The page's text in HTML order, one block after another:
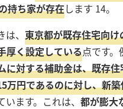
持ち家が存在します 14。
、 東京都が既存住宅向
厚く設定している点です。
に対する補助金は、既存
万円であるのに対し、新
います。これは、 都が膨大